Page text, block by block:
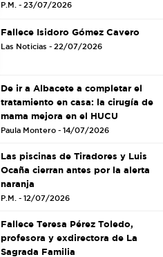
P.M. - 23/07/2026
Fallece Isidoro Gómez Cavero
Las Noticias - 22/07/2026
De ir a Albacete a completar el
tratamiento en casa: la cirugía de
mama mejora en el HUCU
Paula Montero - 14/07/2026
Las piscinas de Tiradores y Luis
Ocaña cierran antes por la alerta
naranja
P.M. - 12/07/2026
Fallece Teresa Pérez Toledo,
profesora y exdirectora de La
Sagrada Familia